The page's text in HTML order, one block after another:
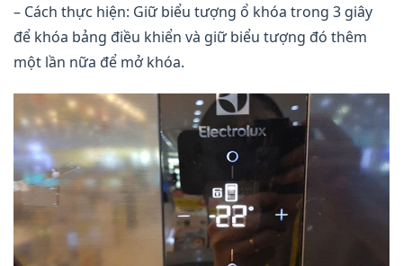
– Cách thực hiện: Giữ biểu tượng ổ khóa trong 3 giây
để khóa bảng điều khiển và giữ biểu tượng đó thêm
một lần nữa để mở khóa.